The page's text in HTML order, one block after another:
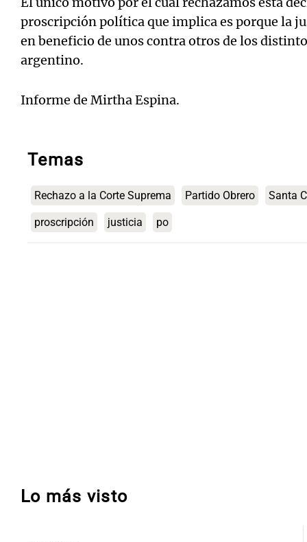
proscripción política que implica es porque la
en beneficio de unos contra otros de los
argentino.
Informe de Mirtha Espina.
Temas
Rechazo a la Corte Suprema Partido Obrero Santa
proscripción justicia po
Lo más visto